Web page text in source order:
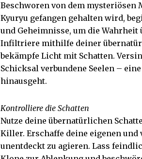
Beschworen von dem mysteriösen
Kyuryu gefangen gehalten wird,
und Geheimnisse, um die Wahrheit
Infiltriere mithilfe deiner
bekämpfe Licht mit Schatten.
Schicksal verbundene Seelen –
hinausgeht.
Kontrolliere die Schatten
Nutze deine übernatürlichen
Killer. Erschaffe deine eigenen und
unentdeckt zu agieren. Lass